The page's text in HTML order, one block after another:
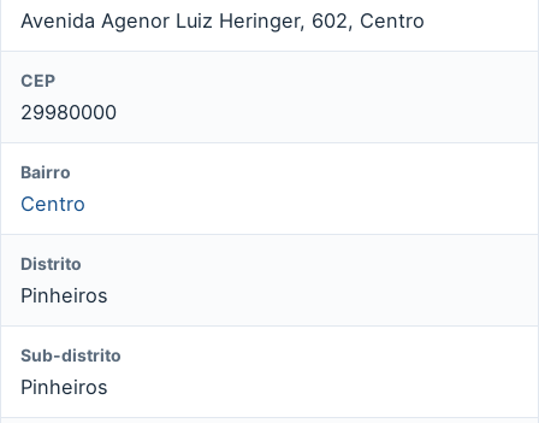
Avenida Agenor Luiz Heringer, 602, Centro
CEP
29980000
Bairro
Centro
Distrito
Pinheiros
Sub-distrito
Pinheiros